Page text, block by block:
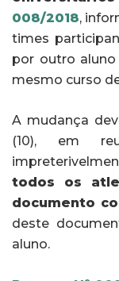
008/2018,
times
por outro
mesmo curso
A mudança
(10), em
todos os
documento
deste
aluno.